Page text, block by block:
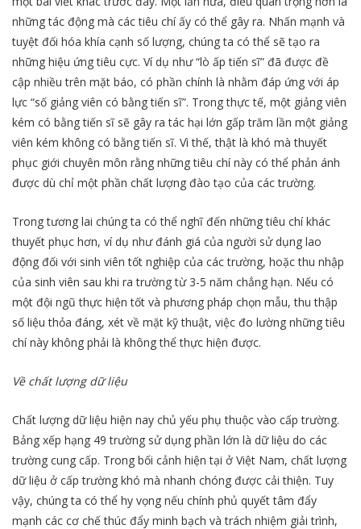
những tác động mà các tiêu chí ấy có thể gây ra. Nhấn mạnh và
tuyệt đối hóa khía cạnh số lượng, chúng ta có thể sẽ tạo ra
những hiệu ứng tiêu cực. Ví dụ như “lò ấp tiến sĩ” đã được đề
cập nhiều trên mặt báo, có phần chính là nhằm đáp ứng với áp
lực “số giảng viên có bằng tiến sĩ”. Trong thực tế, một giảng viên
kém có bằng tiến sĩ sẽ gây ra tác hại lớn gấp trăm lần một giảng
viên kém không có bằng tiến sĩ. Vì thế, thật là khó mà thuyết
phục giới chuyên môn rằng những tiêu chí này có thể phản ánh
được dù chỉ một phần chất lượng đào tạo của các trường.
Trong tương lai chúng ta có thể nghĩ đến những tiêu chí khác
thuyết phục hơn, ví dụ như đánh giá của người sử dụng lao
động đối với sinh viên tốt nghiệp của các trường, hoặc thu nhập
của sinh viên sau khi ra trường từ 3-5 năm chẳng hạn. Nếu có
một đội ngũ thực hiện tốt và phương pháp chọn mẫu, thu thập
số liệu thỏa đáng, xét về mặt kỹ thuật, việc đo lường những tiêu
chí này không phải là không thể thực hiện được.
Về chất lượng dữ liệu
Chất lượng dữ liệu hiện nay chủ yếu phụ thuộc vào cấp trường.
Bảng xếp hạng 49 trường sử dụng phần lớn là dữ liệu do các
trường cung cấp. Trong bối cảnh hiện tại ở Việt Nam, chất lượng
dữ liệu ở cấp trường khó mà nhanh chóng được cải thiện. Tuy
vậy, chúng ta có thể hy vọng nếu chính phủ quyết tâm đẩy
mạnh các cơ chế thúc đẩy minh bạch và trách nhiệm giải trình,